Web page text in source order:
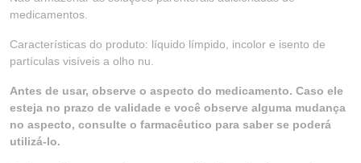
medicamentos.
Características do produto: líquido límpido, incolor e isento de
partículas visíveis a olho nu.
Antes de usar, observe o aspecto do medicamento. Caso ele
esteja no prazo de validade e você observe alguma mudança
no aspecto, consulte o farmacêutico para saber se poderá
utilizá-lo.